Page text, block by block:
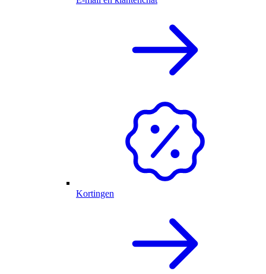
Kortingen